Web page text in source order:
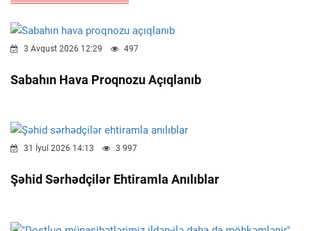
3 Avqust 2026 12:29 497
Sabahın Hava Proqnozu Açıqlanıb
31 İyul 2026 14:13 3 997
Şəhid Sərhədçilər Ehtiramla Anılıblar